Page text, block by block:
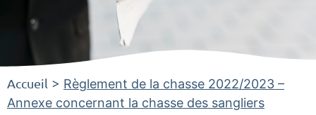
Accueil > Règlement de la chasse 2022/2023 –
Annexe concernant la chasse des sangliers